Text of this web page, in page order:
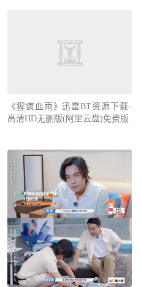
《猩疯血雨》迅雷BT资源下载-
高清HD无删版(阿里云盘)免费版